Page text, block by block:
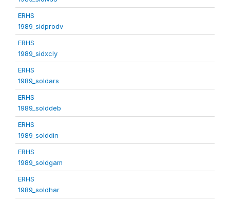
ERHS
1989_sidprodv
ERHS
1989_sidxcly
ERHS
1989_soldars
ERHS
1989_solddeb
ERHS
1989_solddin
ERHS
1989_soldgam
ERHS
1989_soldhar